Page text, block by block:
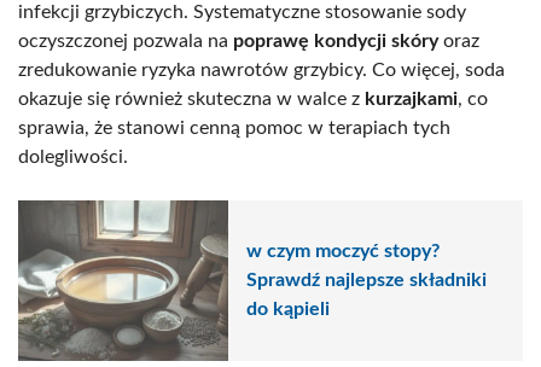
infekcji grzybiczych. Systematyczne stosowanie sody
oczyszczonej pozwala na poprawę kondycji skóryoraz
zredukowanie ryzyka nawrotów grzybicy. Co więcej, soda
okazuje się również skuteczna w walce z kurzajkami, co
sprawia, że stanowi cenną pomoc w terapiach tych
dolegliwości.
w czym moczyć stopy?
Sprawdź najlepsze składniki
do kąpieli